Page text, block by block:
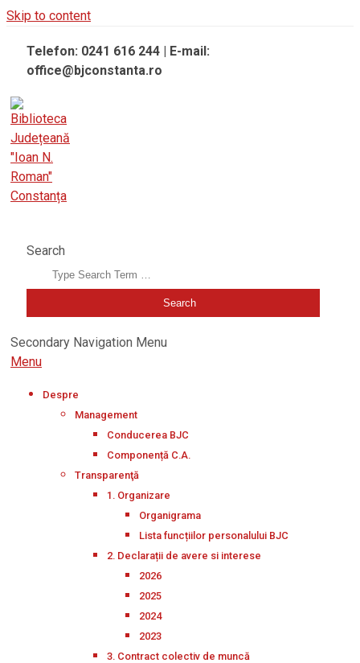
Skip to content
Telefon: 0241 616 244 | E-mail:
office@bjconstanta.ro
Search
Secondary Navigation Menu
Menu
Despre
Management
Conducerea BJC
Componență C.A.
Transparenţă
1. Organizare
Organigrama
Lista funcțiilor personalului BJC
2. Declarații de avere si interese
2026
2025
2024
2023
3. Contract colectiv de muncă